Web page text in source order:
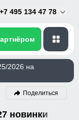
+7 495 134 47 78
2026 на
Поделиться
новинки